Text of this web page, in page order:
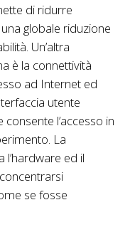
di ridurre
globale riduzione
Un’altra
è la connettività
ad Internet ed
utente
l’accesso in
La
ed il
se fosse